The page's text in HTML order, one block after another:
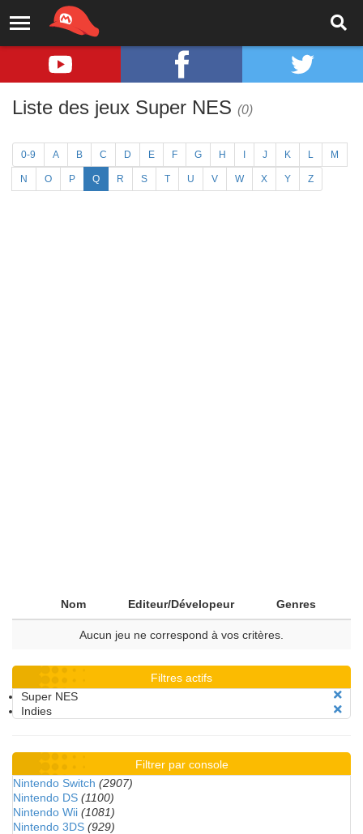
Liste des jeux Super NES (0)
0-9 A B C D E F G H J K L M
N O P Q R S T U V W X Y Z
Nom Editeur/Dévelopeur Genres
Aucun jeu ne correspond à vos critères.
Filtres actifs
Super NES
Indies
Filtrer par console
Nintendo Switch (2907)
Nintendo DS (1100)
Nintendo Wii (1081)
Nintendo 3DS (929)